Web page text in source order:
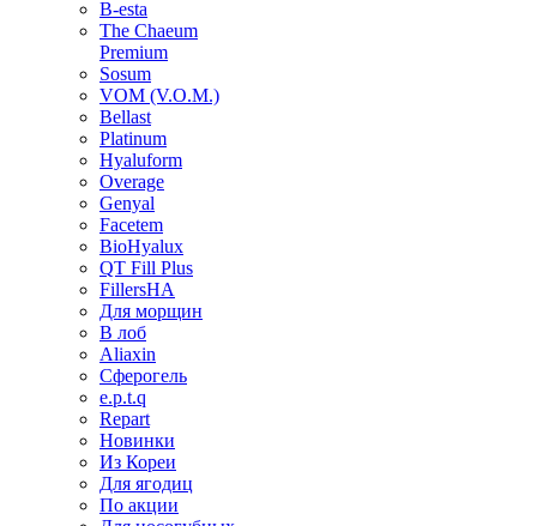
B-esta
The Chaeum
Premium
Sosum
VOM (V.O.M.)
Bellast
Platinum
Hyaluform
Overage
Genyal
Facetem
BioHyalux
QT Fill Plus
FillersHA
Для морщин
В лоб
Aliaxin
Сферогель
e.p.t.q
Repart
Новинки
Из Кореи
Для ягодиц
По акции